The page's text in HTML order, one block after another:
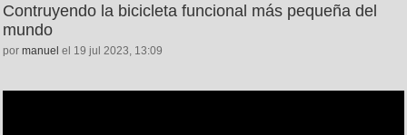
Contruyendo la bicicleta funcional más pequeña del
mundo
por manuel el 19 jul 2023, 13:09